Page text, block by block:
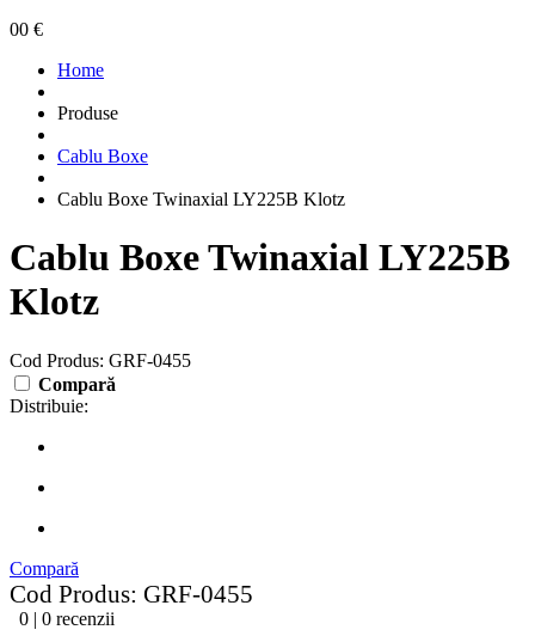
00 €
Home
Produse
Cablu Boxe
Cablu Boxe Twinaxial LY225B Klotz
Cablu Boxe Twinaxial LY225B
Klotz
Cod Produs: GRF-0455
Compară
Distribuie:
Compară
Cod Produs: GRF-0455
0 | 0 recenzii